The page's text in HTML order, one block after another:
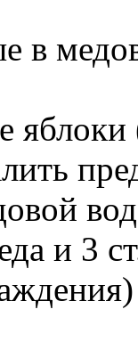
в
и 3